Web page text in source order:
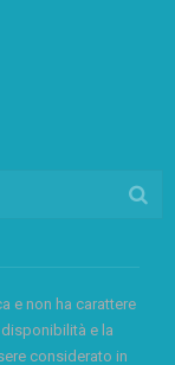
e non ha carattere
e la
considerato in